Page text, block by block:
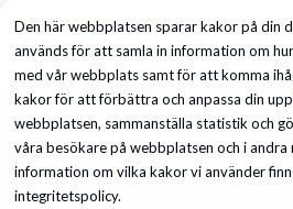
Den här webbplatsen sparar kakor på din
används för att samla in information om
med vår webbplats samt för att komma
kakor för att förbättra och anpassa din
webbplatsen, sammanställa statistik och
våra besökare på webbplatsen och i andra
information om vilka kakor vi använder
integritetspolicy.